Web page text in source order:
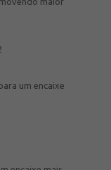
um encaixe